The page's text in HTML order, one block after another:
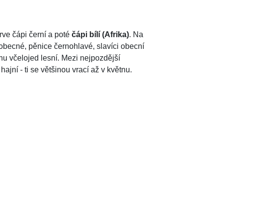
čápi černí a poté čápi bílí (Afrika). Na
pěnice černohlavé, slavíci obecní
včelojed lesní. Mezi nejpozdější
- ti se většinou vrací až v květnu.